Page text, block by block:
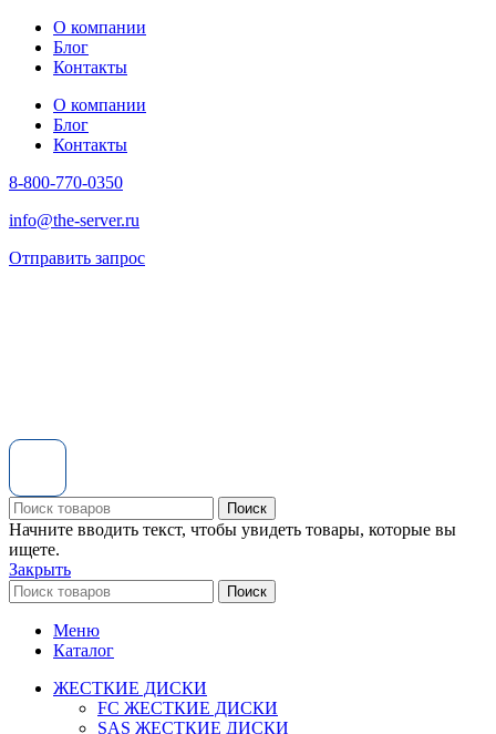
О компании
Блог
Контакты
О компании
Блог
Контакты
8-800-770-0350
info@the-server.ru
Отправить запрос
Поиск
Начните вводить текст, чтобы увидеть товары, которые вы
ищете.
Закрыть
Поиск
Меню
Каталог
ЖЕСТКИЕ ДИСКИ
FC ЖЕСТКИЕ ДИСКИ
SAS ЖЕСТКИЕ ДИСКИ